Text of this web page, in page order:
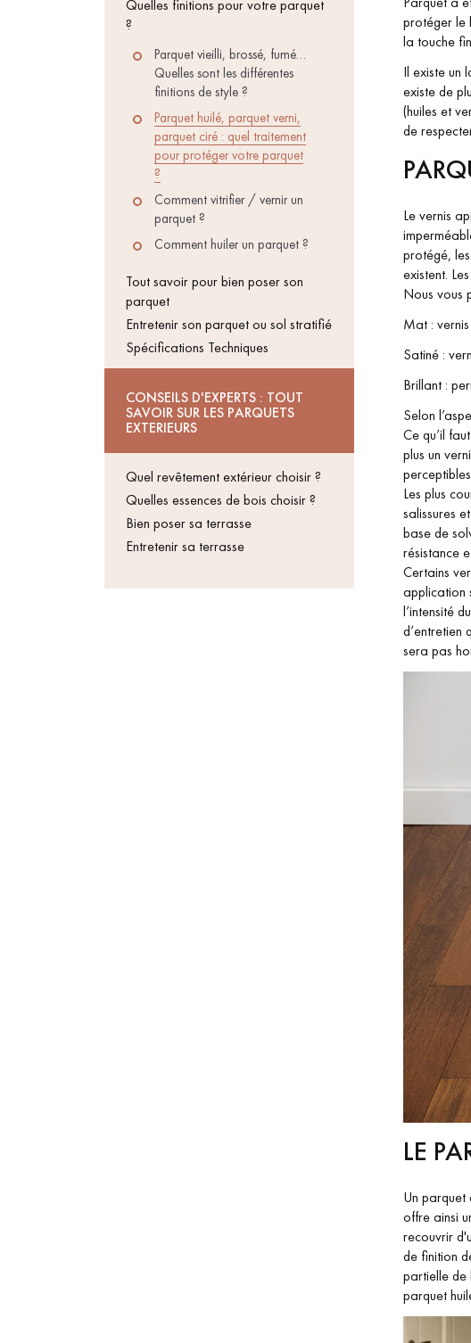
D'INTÉRIEUR
Nos experts sont à votre
Un expert Décoplus Parquets vous
Quelles finitions pour votre parquet
?
Parquet vieilli, brossé, fumé…
Quelles sont les différentes
finitions de style ?
Parquet huilé, parquet verni,
parquet ciré : quel traitement
pour protéger votre parquet
?
Comment vitrifier / vernir un
parquet ?
Comment huiler un parquet ?
Tout savoir pour bien poser son
parquet
Entretenir son parquet ou sol stratifié
Spécifications Techniques
CONSEILS D'EXPERTS : TOUT
SAVOIR SUR LES PARQUETS
EXTERIEURS
Quel revêtement extérieur choisir ?
Quelles essences de bois choisir ?
Bien poser sa terrasse
Entretenir sa terrasse
protéger le
la touche
Il existe un
existe de
(huiles et
de
Le vernis
protégé,
existent.
Nous vous
Mat :
Satiné :
Brillant :
Selon
Ce qu’il
plus un
Les plus
salissures
base de
résistance
Certains
application
l’intensité
d’entretien
sera pas
LE
Un parquet
offre ainsi
recouvrir
de finition
partielle de
parquet